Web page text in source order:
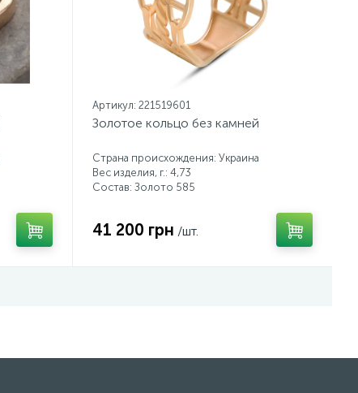
Артикул: 221519601
Золотое кольцо без камней
Страна происхождения: Украина
Вес изделия, г.: 4,73
Состав: Золото 585
41 200 грн /шт.